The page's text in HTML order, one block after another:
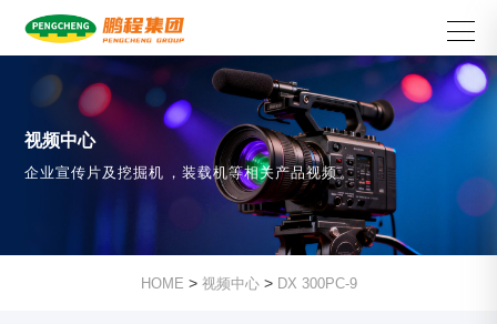
视频中心
企业宣传片及挖掘机，装载机等相关产品视频。
HOME > 视频中心> DX 300PC-9